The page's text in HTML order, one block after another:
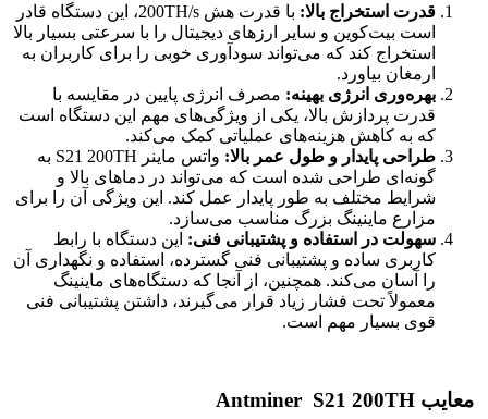
قدرت استخراج بالا:
با قدرت هش 200TH/s، این دستگاه قادر
است بیت‌کوین و سایر ارزهای دیجیتال را با سرعتی بسیار بالا
استخراج کند که می‌تواند سودآوری خوبی را برای کاربران به
ارمغان بیاورد.
بهره‌وری انرژی بهینه: مصرف انرژی پایین در مقایسه با
قدرت پردازش بالا، یکی از ویژگی‌های مهم این دستگاه است
که به کاهش هزینه‌های عملیاتی کمک می‌کند.
طراحی پایدار و طول عمر بالا:
واتس ماینر S21 200TH به
گونه‌ای طراحی شده است که می‌تواند در دماهای بالا و
شرایط مختلف به طور پایدار عمل کند. این ویژگی آن را برای
مزارع ماینینگ بزرگ مناسب می‌سازد.
سهولت در استفاده و پشتیبانی فنی: این دستگاه با رابط
کاربری ساده و پشتیبانی فنی گسترده، استفاده و نگهداری آن
را آسان می‌کند. همچنین، از آنجا که دستگاه‌های ماینینگ
معمولاً تحت فشار زیاد قرار می‌گیرند، داشتن پشتیبانی فنی
قوی بسیار مهم است.
معایب Antminer S21 200TH